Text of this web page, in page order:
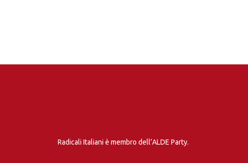
Radicali Italiani è membro dell’ALDE Party.